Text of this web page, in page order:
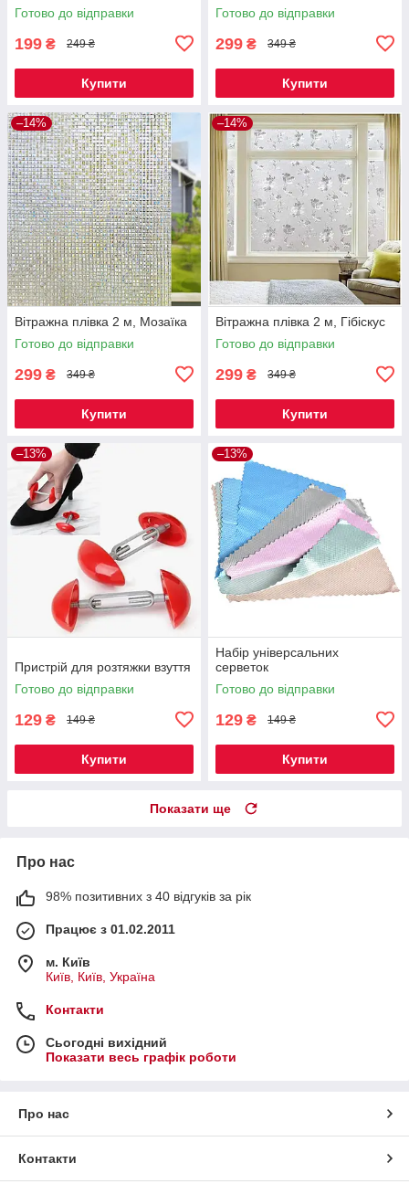
Готово до відправки
199 ₴ 249 ₴
Купити
Готово до відправки
299 ₴ 349 ₴
Купити
–14%
Вітражна плівка 2 м, Мозаїка
Готово до відправки
299 ₴ 349 ₴
Купити
–14%
Вітражна плівка 2 м, Гібіскус
Готово до відправки
299 ₴ 349 ₴
Купити
–13%
Пристрій для розтяжки взуття
Готово до відправки
129 ₴ 149 ₴
Купити
–13%
Набір універсальних
серветок
Готово до відправки
129 ₴ 149 ₴
Купити
Показати ще
Про нас
98% позитивних з 40 відгуків за рік
Працює з 01.02.2011
м. Київ
Київ, Київ, Україна
Контакти
Сьогодні вихідний
Показати весь графік роботи
Про нас
Контакти